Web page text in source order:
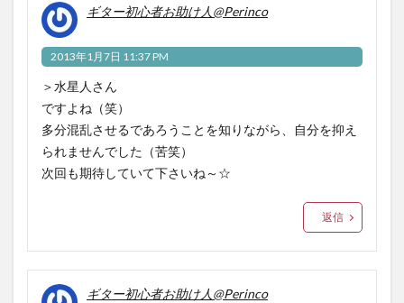
ギター初心者お助け人@Perinco
2013年1月7日 11:37 PM
＞水星人さん
ですよね（笑）
多分混乱させるであろうことを知りながら、自分を抑え
られませんでした（苦笑）
次回も期待していて下さいね～☆
返信
ギター初心者お助け人@Perinco